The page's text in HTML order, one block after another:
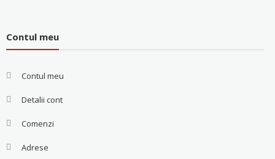
Contul meu
Contul meu
Detalii cont
Comenzi
Adrese